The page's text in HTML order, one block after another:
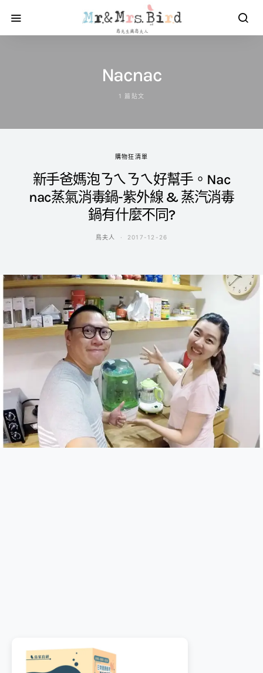
Nacnac
1 篇貼文
購物狂清單
新手爸媽泡ㄋㄟㄋㄟ好幫手。Nac
nac蒸氣消毒鍋-紫外線 & 蒸汽消毒
鍋有什麼不同?
鳥夫人 2017-12-26